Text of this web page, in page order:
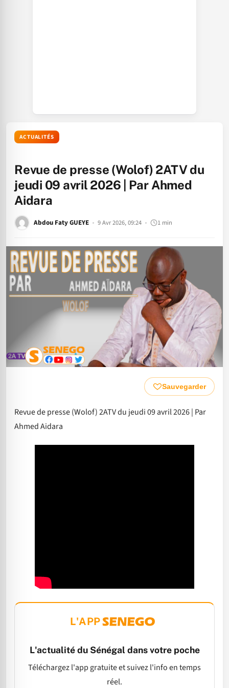
ACTUALITÉS
Revue de presse (Wolof) 2ATV du
jeudi 09 avril 2026 | Par Ahmed
Aidara
Abdou Faty GUEYE 9 Avr 2026, 09:24 1 min
Sauvegarder
Revue de presse (Wolof) 2ATV du jeudi 09 avril 2026 | Par
Ahmed Aidara
L'APP
L'actualité du Sénégal dans votre poche
Téléchargez l'app gratuite et suivez l'info en temps
réel.